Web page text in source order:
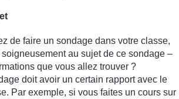
de faire un sondage dans votre classe,
au sujet de ce sondage –
que vous allez trouver ?
doit avoir un certain rapport avec le
Par exemple, si vous faites un cours sur